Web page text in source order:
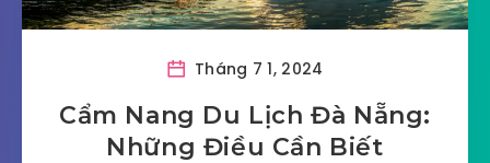
Tháng 7 1, 2024
Cẩm Nang Du Lịch Đà Nẵng:
Những Điều Cần Biết